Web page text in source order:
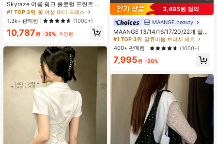
Skyraze 여름 핑크 플로럴 프린트 주
름 메쉬 캐미 롱 드레스, 여름 드레스,
봄 옷
#1 TOP 3위 꽃 여성 미디 드레스
1.3k+ 판매됨
(1000+)
10,787원 -36% 추정된
3,495원 절약
MAANGE.beauty
MAANGE 13/14/16/17/20/22개 알루
미늄 튜브 메이크업 브러시 세트, 페이
스 브러시, 블러셔 브러시, 파운데이션
브러시, 아이라이너 브러시, 아이섀도
우 브러시, 아이브로우 브러시, 블렌딩
브러시, 하이라이터 브러시, 컨실러 브
에 적합, 일상 사용 및 여행에 이상적,
완벽한 메이크업 도구 선물 세트., 전
#1 TOP 3위
알류미늄 브러시 세트
높은 재방문 고객
#1 TOP 3위 알류미늄 브러시 세트
높은 재방문 고객
#1 TOP 3위 알류미늄 브러시 세트
높은 재방문 고객
#1 TOP 3위
높은 재방문 고객
400+ 판매됨 (1000+)
7,995원 -30%